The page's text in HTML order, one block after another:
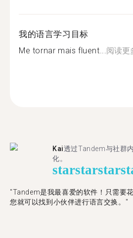
我的语言学习目标
Me tornar mais fluent...阅读更
Kai透过Tandem与社群
化。
starstarstar
"Tandem是我最喜爱的软件！只需要
您就可以找到小伙伴进行语言交换。"